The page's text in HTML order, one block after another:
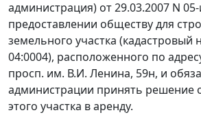
администрация) от 29.03.2007 N
предоставлении обществу для
земельного участка (кадастровый
04:0004), расположенного по
просп. им. В.И. Ленина, 59н, и
администрации принять решение
этого участка в аренду.